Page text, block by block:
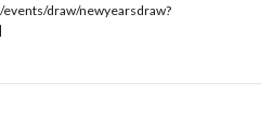
draw/newyearsdraw?